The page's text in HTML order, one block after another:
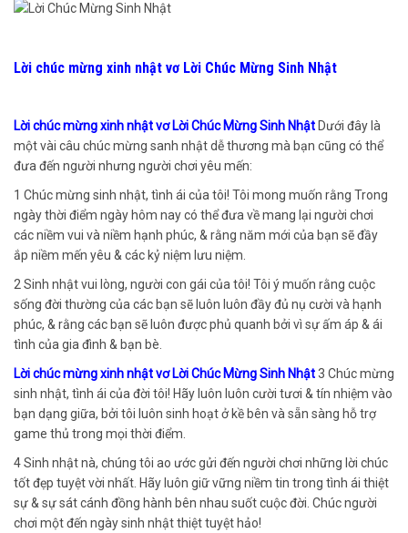
Lời chúc mừng xinh nhật vơ Lời Chúc Mừng Sinh Nhật
Lời chúc mừng xinh nhật vơ Lời Chúc Mừng Sinh Nhật Dưới đây là
một vài câu chúc mừng sanh nhật dễ thương mà bạn cũng có thể
đưa đến người nhưng người chơi yêu mến:
1 Chúc mừng sinh nhật, tình ái của tôi! Tôi mong muốn rằng Trong
ngày thời điểm ngày hôm nay có thể đưa về mang lại người chơi
các niềm vui và niềm hạnh phúc, & rằng năm mới của bạn sẽ đầy
ắp niềm mến yêu & các kỷ niệm lưu niệm.
2 Sinh nhật vui lòng, người con gái của tôi! Tôi ý muốn rằng cuộc
sống đời thường của các bạn sẽ luôn luôn đầy đủ nụ cười và hạnh
phúc, & rằng các bạn sẽ luôn được phủ quanh bởi vì sự ấm áp & ái
tình của gia đình & bạn bè.
Lời chúc mừng xinh nhật vơ Lời Chúc Mừng Sinh Nhật3 Chúc mừng
sinh nhật, tình ái của đời tôi! Hãy luôn luôn cười tươi & tín nhiệm vào
bạn dạng giữa, bởi tôi luôn sinh hoạt ở kề bên và sẵn sàng hỗ trợ
game thủ trong mọi thời điểm.
4 Sinh nhật nà, chúng tôi ao ước gửi đến người chơi những lời chúc
tốt đẹp tuyệt vời nhất. Hãy luôn giữ vững niềm tin trong tình ái thiệt
sự & sự sát cánh đồng hành bên nhau suốt cuộc đời. Chúc người
chơi một đến ngày sinh nhật thiệt tuyệt hảo!